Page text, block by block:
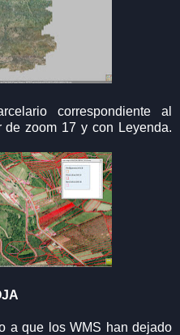
correspondiente al
de zoom 17 y con Leyenda.
a que los WMS han dejado